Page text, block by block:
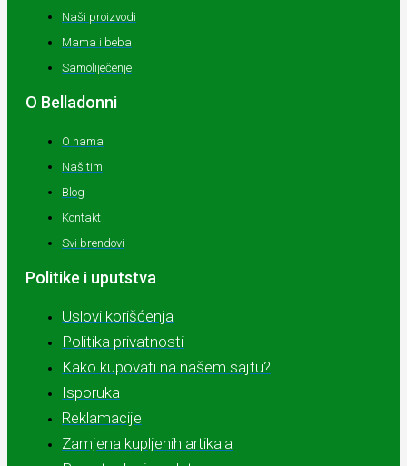
Naši proizvodi
Mama i beba
Samoliječenje
O Belladonni
O nama
Naš tim
Blog
Kontakt
Svi brendovi
Politike i uputstva
Uslovi korišćenja
Politika privatnosti
Kako kupovati na našem sajtu?
Isporuka
Reklamacije
Zamjena kupljenih artikala